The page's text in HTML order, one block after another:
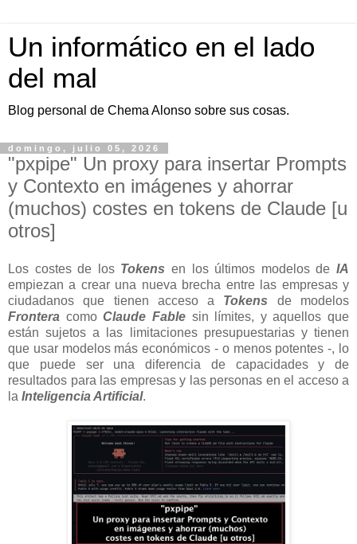
Un informático en el lado
del mal
Blog personal de Chema Alonso sobre sus cosas.
domingo, julio 05, 2026
"pxpipe" Un proxy para insertar Prompts
y Contexto en imágenes y ahorrar
(muchos) costes en tokens de Claude [u
otros]
Los costes de los Tokens en los últimos modelos deIA
empiezan a crear una nueva brecha entre las empresas y
ciudadanos que tienen acceso a Tokens de modelos
Frontera comoClaude Fablesin límites, y aquellos que
están sujetos a las limitaciones presupuestarias y tienen
que usar modelos más económicos - o menos potentes -, lo
que puede ser una diferencia de capacidades y de
resultados para las empresas y las personas en el acceso a
la Inteligencia Artificial.